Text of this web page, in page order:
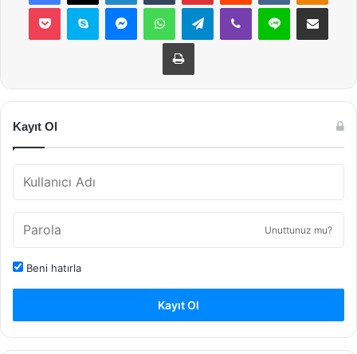
Pocket Skype MessengerWhatsAppTelegramViber Line E-Posta ile
Yazdır
Kayıt Ol
Unuttunuz mu?
Beni hatırla
Kayıt Ol